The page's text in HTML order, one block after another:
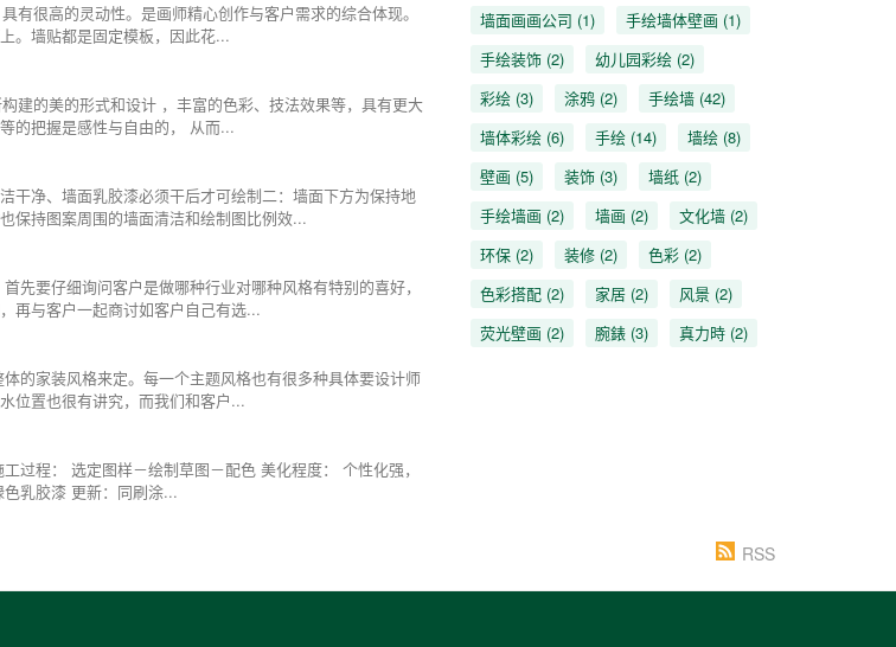
很高的灵动性。是画师精心创作与客户需求的综合体现。
。墙贴都是固定模板，因此花...
建的美的形式和设计 ，丰富的色彩、技法效果等，具有更大
的把握是感性与自由的， 从而...
干净、墙面乳胶漆必须干后才可绘制二：墙面下方为保持地
保持图案周围的墙面清洁和绘制图比例效...
先要仔细询问客户是做哪种行业对哪种风格有特别的喜好，
再与客户一起商讨如客户自己有选...
的家装风格来定。每一个主题风格也有很多种具体要设计师
位置也很有讲究，而我们和客户...
过程： 选定图样－绘制草图－配色 美化程度： 个性化强，
乳胶漆 更新：同刷涂...
墙面画画公司 (1) 手绘墙体壁画 (1)
手绘装饰(2) 幼儿园彩绘(2)
彩绘(3) 涂鸦(2) 手绘墙(42)
墙体彩绘(6) 手绘(14) 墙绘(8)
壁画 (5) 装饰(3) 墙纸(2)
手绘墙画 (2) 墙画 (2) 文化墙(2)
环保(2) 装修(2) 色彩(2)
色彩搭配(2) 家居(2) 风景(2)
荧光壁画 (2) 腕錶(3) 真力時(2)
RSS